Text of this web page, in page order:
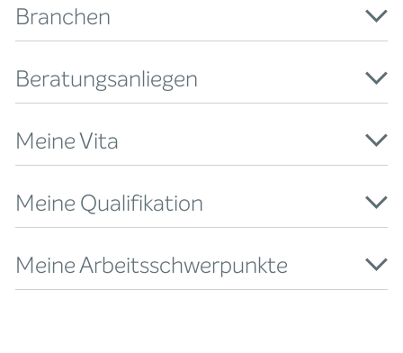
Branchen
Beratungsanliegen
Meine Vita
Meine Qualifikation
Meine Arbeitsschwerpunkte